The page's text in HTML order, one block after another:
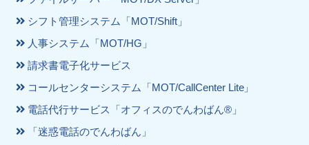
シフト管理システム「MOT/Shift」
人事システム「MOT/HG」
請求書電子化サービス
コールセンターシステム「MOT/CallCenter Lite」
電話代行サービス「オフィスのでんわばん®」
「迷惑電話のでんわばん」